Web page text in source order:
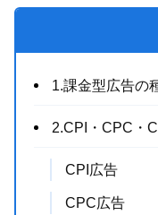
1.課金型広告の
2.CPI・CPC・
CPI広告
CPC広告